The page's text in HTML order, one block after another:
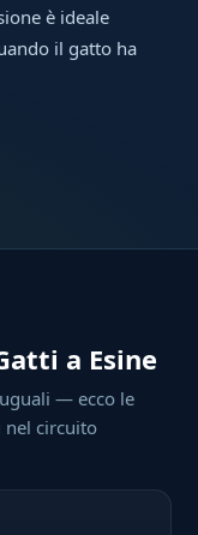
è ideale
il gatto ha
a Esine
— ecco le
circuito